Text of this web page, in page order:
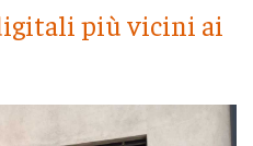
più vicini ai